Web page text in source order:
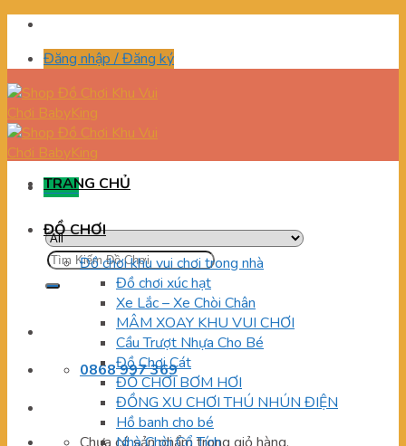
Skip
contentĐăng nhập / Đăng ký
Menu
Tìm
kiếm:
0868 997 369
TRANG CHỦ
ĐỒ CHƠI
Đồ chơi khu vui chơi trong nhà
Đồ chơi xúc hạt
Xe Lắc – Xe Chòi Chân
MÂM XOAY KHU VUI CHƠI
Cầu Trượt Nhựa Cho Bé
Đồ Chơi Cát
ĐỒ CHƠI BƠM HƠI
ĐỒNG XU CHƠI THÚ NHÚN ĐIỆN
Hồ banh cho bé